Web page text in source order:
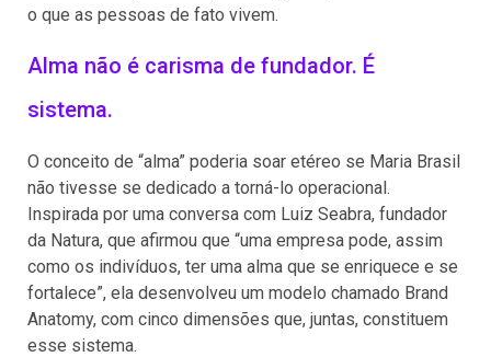
o que as pessoas de fato vivem.
Alma não é carisma de fundador. É
sistema.
O conceito de “alma” poderia soar etéreo se Maria Brasil
não tivesse se dedicado a torná-lo operacional.
Inspirada por uma conversa com Luiz Seabra, fundador
da Natura, que afirmou que “uma empresa pode, assim
como os indivíduos, ter uma alma que se enriquece e se
fortalece”, ela desenvolveu um modelo chamado Brand
Anatomy, com cinco dimensões que, juntas, constituem
esse sistema.